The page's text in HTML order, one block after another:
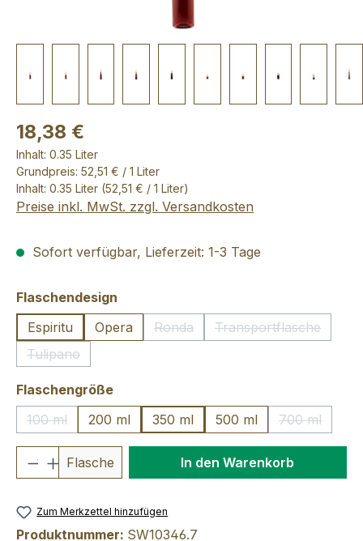
18,38 €
Inhalt: 0.35 Liter
Grundpreis: 52,51 € / 1 Liter
Inhalt: 0.35 Liter (52,51 € / 1 Liter)
Preise inkl. MwSt. zzgl. Versandkosten
Sofort verfügbar, Lieferzeit: 1-3 Tage
Flaschendesign
Espiritu
Opera Ronda
(Diese Option ist zurzeit nicht
Transportflasche
(Diese Option ist
Tulipano
(Diese Option ist zurzeit nicht verfügbar.)
Flaschengrößeauswählen
100 ml
(Diese Option ist zurzeit nicht verfügbar.)
200 ml 350 ml 500 ml 700 ml
(Diese
Produkt Anzahl: Gib den
Flasche In den Warenkorb
Zum Merkzettel hinzufügen
Produktnummer: SW10346.7